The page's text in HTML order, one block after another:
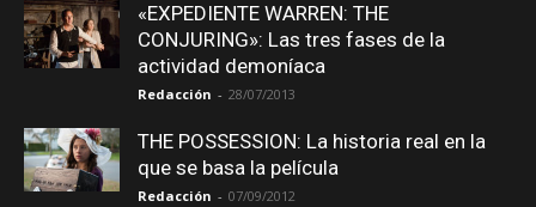
«EXPEDIENTE WARREN: THE
CONJURING»: Las tres fases de la
actividad demoníaca
Redacción - 28/07/2013
THE POSSESSION: La historia real en la
que se basa la película
Redacción - 07/09/2012